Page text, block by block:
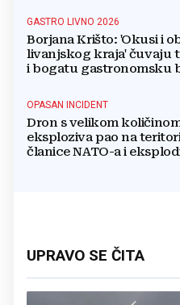
GASTRO LIVNO 2026
Borjana Krišto: 'Okusi i
livanjskog kraja' čuvaju
i bogatu gastronomsku
OPASAN INCIDENT
Dron s velikom
eksploziva pao na
članice NATO-a i
UPRAVO SE ČITA